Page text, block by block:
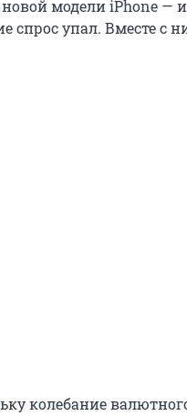
модели iPhone —
спрос упал. Вместе с
колебание